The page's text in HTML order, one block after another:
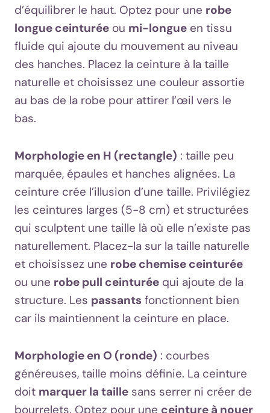
d’équilibrer le haut. Optez pour une robe
longue ceinturée ou mi-longue en tissu
fluide qui ajoute du mouvement au niveau
des hanches. Placez la ceinture à la taille
naturelle et choisissez une couleur assortie
au bas de la robe pour attirer l’œil vers le
bas.
Morphologie en H (rectangle) : taille peu
marquée, épaules et hanches alignées. La
ceinture crée l’illusion d’une taille. Privilégiez
les ceintures larges (5-8 cm) et structurées
qui sculptent une taille là où elle n’existe pas
naturellement. Placez-la sur la taille naturelle
et choisissez une robe chemise ceinturée
ou une robe pull ceinturée qui ajoute de la
structure. Les passants fonctionnent bien
car ils maintiennent la ceinture en place.
Morphologie en O (ronde) : courbes
généreuses, taille moins définie. La ceinture
doit marquer la taille sans serrer ni créer de
bourrelets. Optez pour une ceinture à nouer